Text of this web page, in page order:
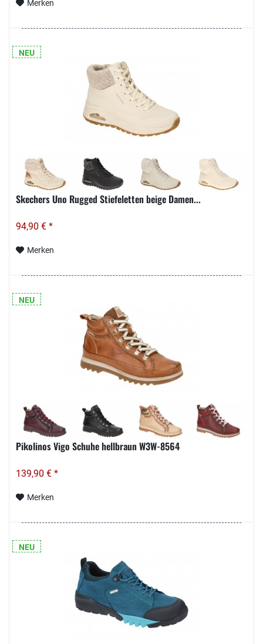
Merken
NEU
Skechers Uno Rugged Stiefeletten beige Damen...
94,90 € *
Merken
NEU
Pikolinos Vigo Schuhe hellbraun W3W-8564
139,90 € *
Merken
NEU